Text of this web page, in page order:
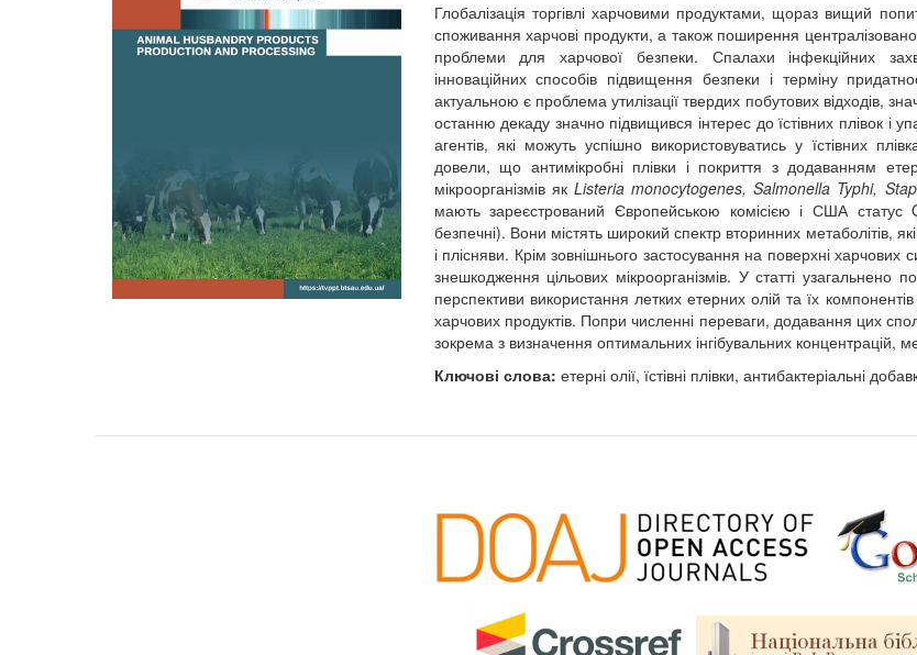
Глобалізація торгівлі харчовими продуктами, щораз вищий
споживання харчові продукти, а також поширення
проблеми для харчової безпеки. Спалахи інфекційних
інноваційних способів підвищення безпеки і терміну
актуальною є проблема утилізації твердих побутових відходів,
останню декаду значно підвищився інтерес до їстівних плівок і
агентів, які можуть успішно використовуватись у їстівних
довели, що антимікробні плівки і покриття з додаванням
мікроорганізмів як Listeria monocytogenes, Salmonella Typhi,
мають зареєстрований Європейською комісією і США статус
безпечні). Вони містять широкий спектр вторинних метаболітів,
і плісняви. Крім зовнішнього застосування на поверхні
знешкодження цільових мікроорганізмів. У статті
перспективи використання летких етерних олій та їх
харчових продуктів. Попри численні переваги, додавання цих
зокрема з визначення оптимальних інгібувальних концентрацій,
Ключові слова: етерні олії, їстівні плівки, антибактеріальні